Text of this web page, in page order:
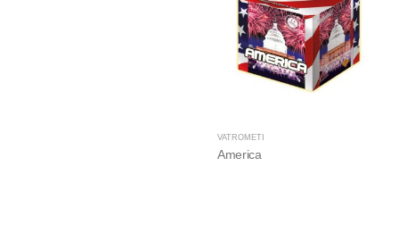
VATROMETI
America